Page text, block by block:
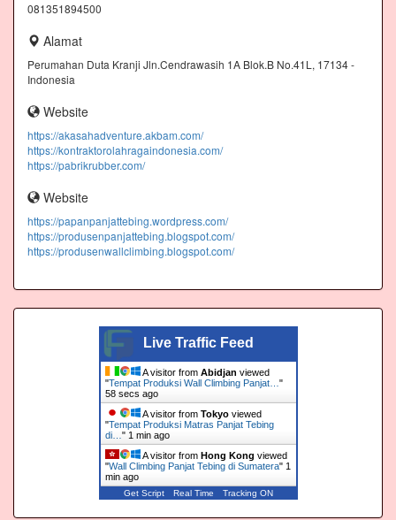
081351894500
Alamat
Perumahan Duta Kranji Jln.Cendrawasih 1A Blok.B No.41L, 17134 -
Indonesia
Website
https://akasahadventure.akbam.com/
https://kontraktorolahragaindonesia.com/
https://pabrikrubber.com/
Website
https://papanpanjattebing.wordpress.com/
https://produsenpanjattebing.blogspot.com/
https://produsenwallclimbing.blogspot.com/
Live Traffic Feed
A visitor from Abidjan viewed
"Tempat Produksi Wall Climbing Panjat… "
59 secs ago
A visitor from Tokyoviewed
"Tempat Produksi Matras Panjat Tebing
di… " 1 min ago
A visitor from Hong Kong viewed
"Wall Climbing Panjat Tebing di Sumatera" 1
min ago
Get Script Real Time Tracking ON